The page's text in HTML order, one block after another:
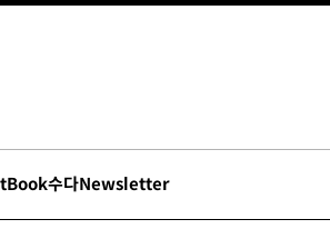
Book수다Newsletter